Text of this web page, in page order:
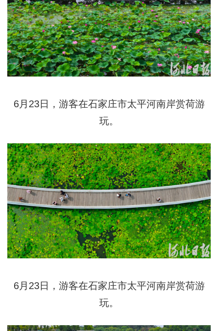
6月23日，游客在石家庄市太平河南岸赏荷游
玩。
6月23日，游客在石家庄市太平河南岸赏荷游
玩。